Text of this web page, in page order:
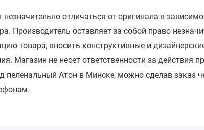
отличаться от оригинала в
Производитель оставляет за собой право
товара, вносить конструктивные и
Магазин не несет ответственности за действия
пеленальный Атон в Минске, можно сделав заказ